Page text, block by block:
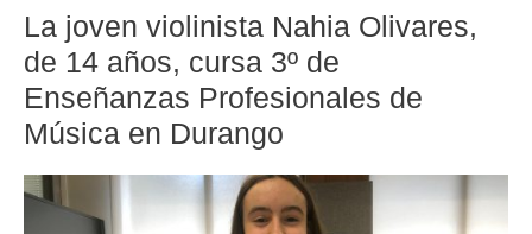
La joven violinista Nahia Olivares,
de 14 años, cursa 3º de
Enseñanzas Profesionales de
Música en Durango